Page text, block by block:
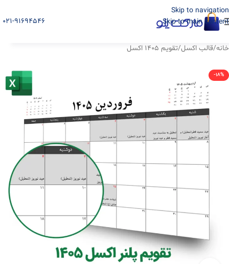
Skip to navigation
Skip to main content
021-91694546
خانه/قالب اکسل/تقویم ۱۴۰۵ اکسل
-18%